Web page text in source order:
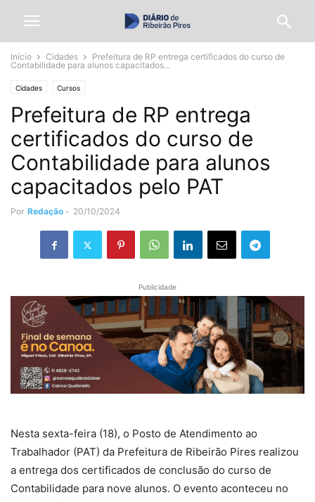
Início Cidades
Prefeitura de RP entrega certificados do curso de
Contabilidade para alunos capacitados...
Cidades Cursos
Prefeitura de RP entrega
certificados do curso de
Contabilidade para alunos
capacitados pelo PAT
Por Redação - 20/10/2024
Publicidade
Nesta sexta-feira (18), o Posto de Atendimento ao
Trabalhador (PAT) da Prefeitura de Ribeirão Pires realizou
a entrega dos certificados de conclusão do curso de
Contabilidade para nove alunos. O evento aconteceu no